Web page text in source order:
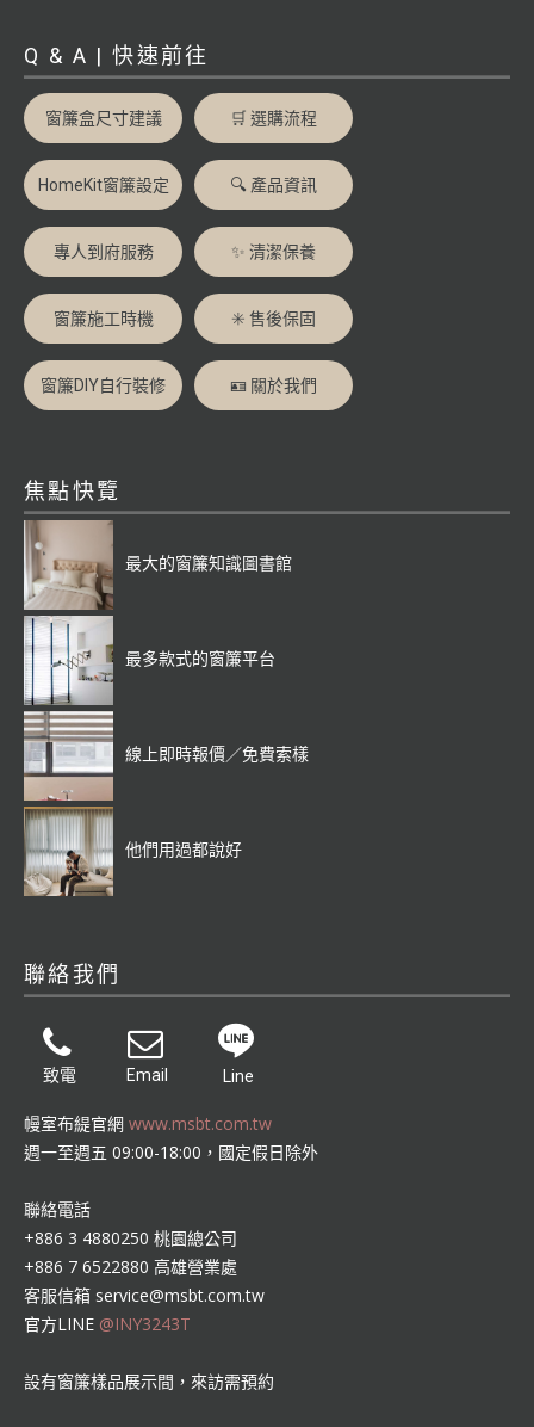
Q & A | 快速前往
窗簾盒尺寸建議 🛒 選購流程
HomeKit窗簾設定 🔍 產品資訊
專人到府服務 ✨ 清潔保養
窗簾施工時機 ✳️ 售後保固
窗簾DIY自行裝修 🪪 關於我們
焦點快覽
最大的窗簾知識圖書館
最多款式的窗簾平台
線上即時報價／免費索樣
他們用過都說好
聯絡我們
致電 Email Line
幔室布緹官網 www.msbt.com.tw
週一至週五 09:00-18:00，國定假日除外
聯絡電話
+886 3 4880250 桃園總公司
+886 7 6522880 高雄營業處
客服信箱 service@msbt.com.tw
官方LINE @INY3243T
設有窗簾樣品展示間，來訪需預約